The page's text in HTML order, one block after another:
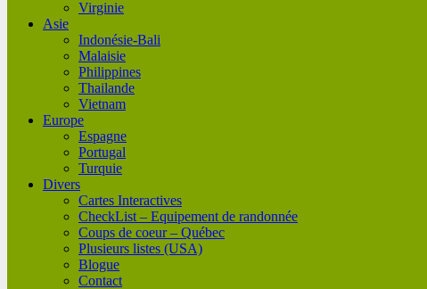
Virginie
Asie
Indonésie-Bali
Malaisie
Philippines
Thailande
Vietnam
Europe
Espagne
Portugal
Turquie
Divers
Cartes Interactives
CheckList – Equipement de randonnée
Coups de coeur – Québec
Plusieurs listes (USA)
Blogue
Contact